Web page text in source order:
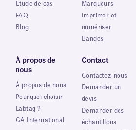
Étude de cas
FAQ
Blog
Marqueurs
Imprimer et
numériser
Bandes
À propos de
nous
À propos de nous
Pourquoi choisir
Labtag ?
GA International
Contact
Contactez-nous
Demander un
devis
Demander des
échantillons